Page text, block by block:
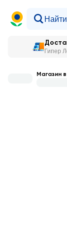
Гипер
Магазин в